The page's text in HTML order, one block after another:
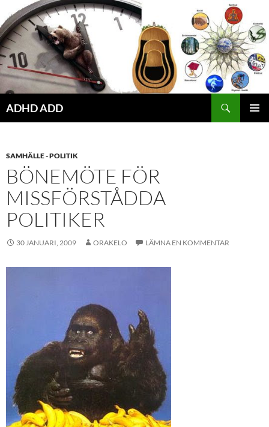
Hoppa
till
innehåll
ADHD ADD
SAMHÄLLE - POLITIK
BÖNEMÖTE FÖR
MISSFÖRSTÅDDA
POLITIKER
30 JANUARI, 2009 ORAKELO LÄMNA EN KOMMENTAR